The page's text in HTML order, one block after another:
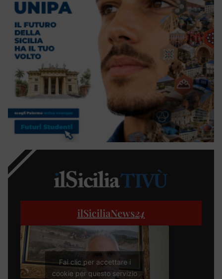
ilSiciliaNews24
Fai clic per accettare i
cookie per questo servizio